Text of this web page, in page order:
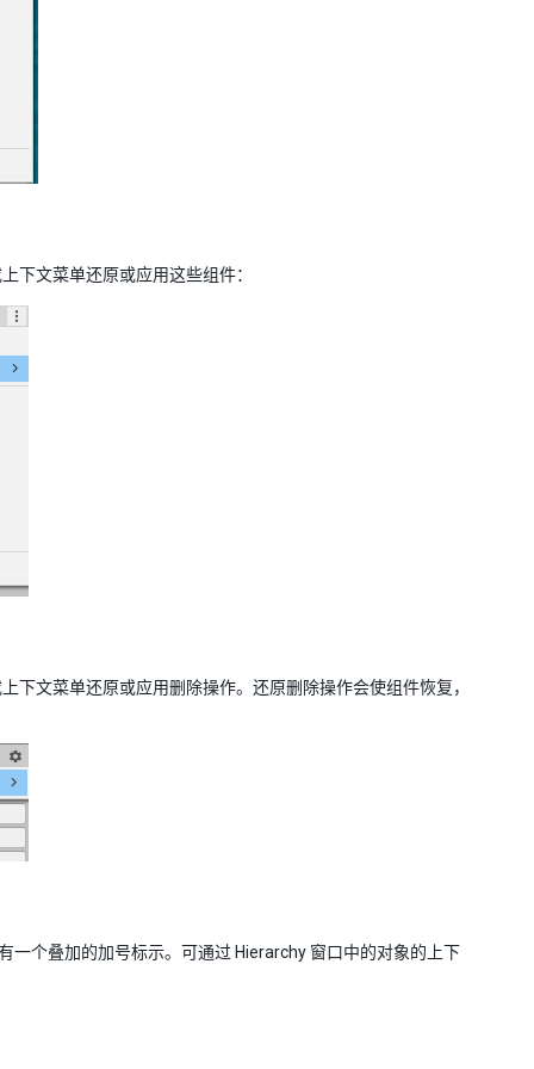
下文菜单还原或应用这些组件：
文菜单还原或应用删除操作。还原删除操作会使组件恢复，
一个叠加的加号标示。可通过 Hierarchy 窗口中的对象的上下